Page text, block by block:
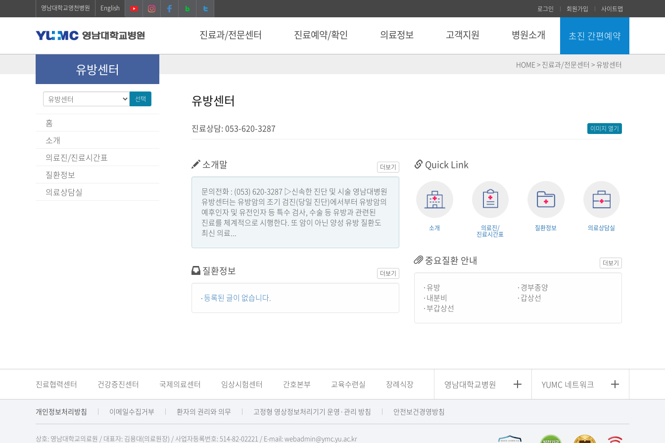
영남대학교영천병원 English 로그인 회원가입 사이트맵
진료과/전문센터 진료예약/확인 의료정보 고객지원 병원소개
닫기
초진 간편예약
유방센터 HOME > 진료과/전문센터 > 유방센터
선택
홈
소개
의료진/진료시간표
질환정보
의료상담실
유방센터
진료상담: 053-620-3287 이미지 열기
소개말
문의전화 : (053) 620-3287 ▷신속한 진단 및 시술 영남대병원
유방센터는 유방암의 조기 검진(당일 진단)에서부터 유방암의
예후인자 및 유전인자 등 특수 검사, 수술 등 유방과 관련된
진료를 체계적으로 시행한다. 또 암이 아닌 양성 유방 질환도
최신 의료...
더보기
질환정보
등록된 글이 없습니다.
더보기
Quick Link
소개 의료진/
진료시간표
질환정보 의료상담실
중요질환 안내
유방
경부종양
내분비
갑상선
부갑상선
더보기
진료협력센터 건강증진센터 국제의료센터 임상시험센터 간호본부 교육수련실 장례식장 영남대학교병원 YUMC 네트워크
개인정보처리방침 이메일수집거부 환자의 권리와 의무 고정형 영상정보처리기기 운영·관리 방침 안전보건경영방침
상호: 영남대학교의료원 / 대표자: 김용대(의료원장) / 사업자등록번호: 514-82-02221 / E-mail: webadmin@ymc.yu.ac.kr